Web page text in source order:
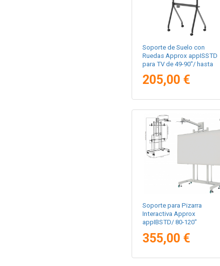
Soporte de Suelo con
Ruedas Approx appISSTD
para TV de 49-90"/ hasta
205,00 €
Soporte para Pizarra
Interactiva Approx
appIBSTD/ 80-120"
355,00 €